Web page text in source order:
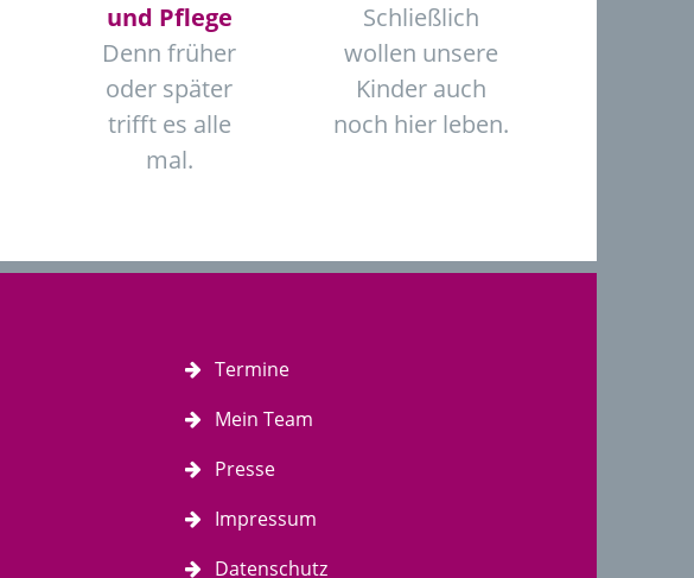
und Pflege
Denn früher
oder später
trifft es alle
mal.
Schließlich
wollen unsere
Kinder auch
noch hier leben.
Termine
Mein Team
Presse
Impressum
Datenschutz